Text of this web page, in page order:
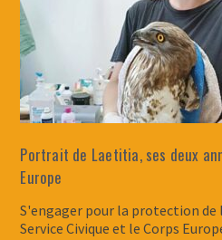
Portrait de Laetitia, ses deux
Europe
S'engager pour la protection
Service Civique et le Corps